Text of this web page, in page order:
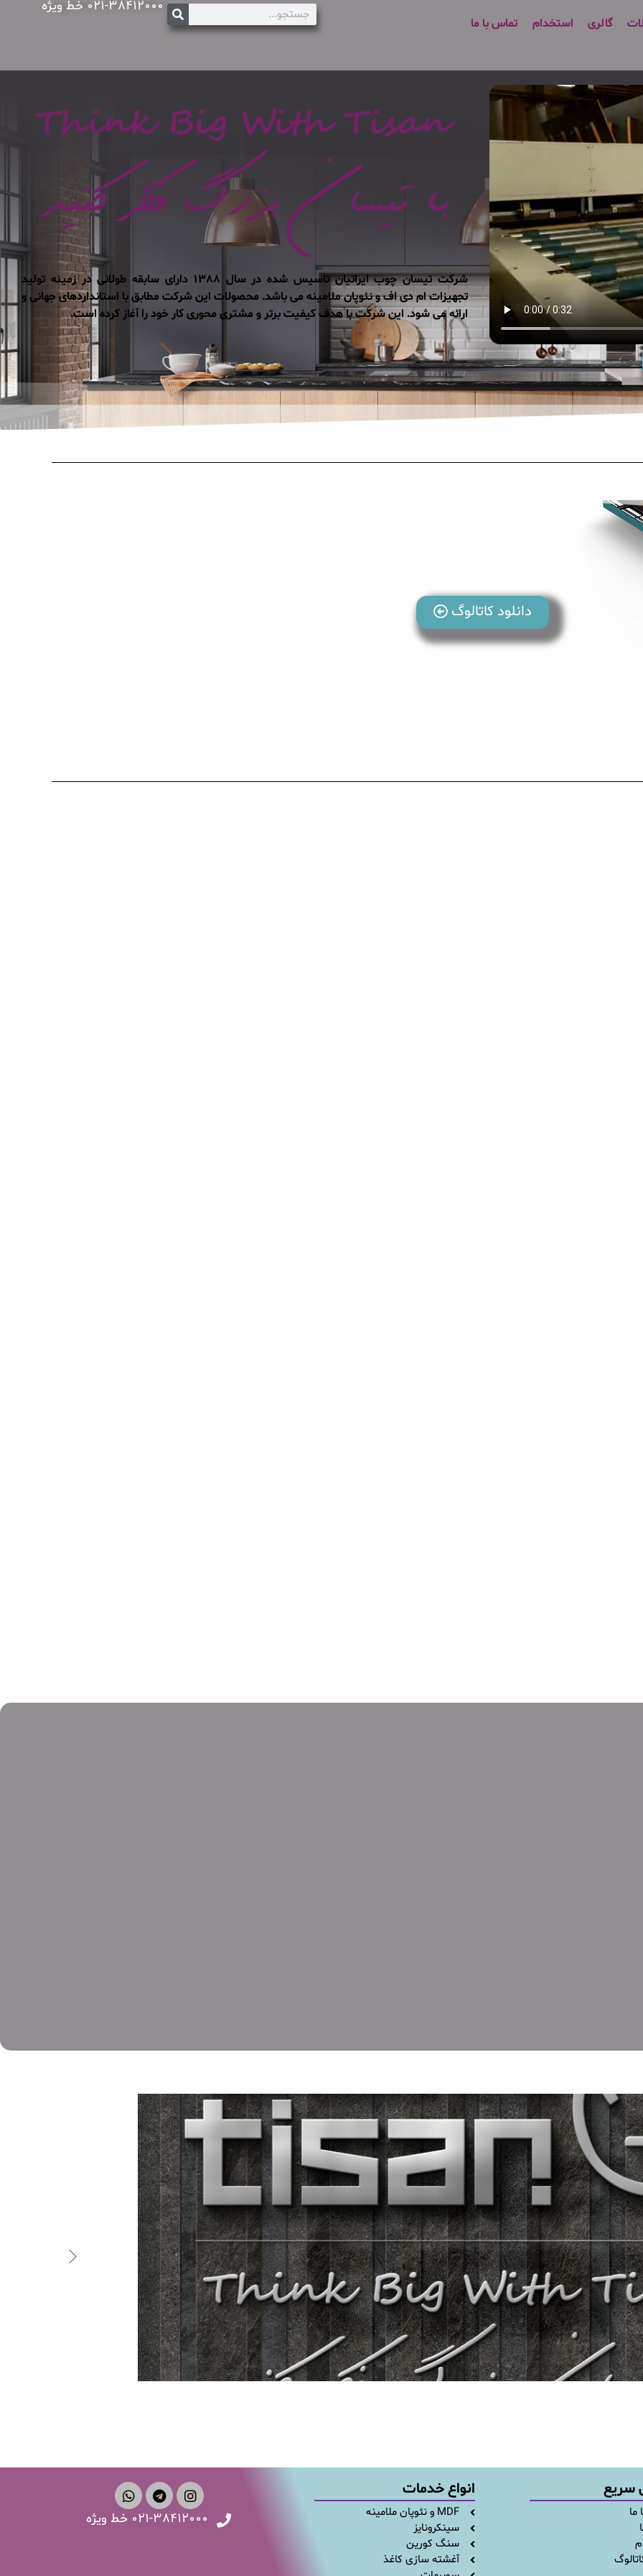
گالری استخدام تماس با ما
۰۲۱-۳۸۴۱۲۰۰۰ خط ویژه
شرکت تیسان چوب ایرانیان تاسیس شده در سال ۱۳۸۸ دارای سابقه طولانی در زمینه تولید
تجهیزات ام دی اف و نئوپان ملامینه می باشد. محصولات این شرکت مطابق با استانداردهای جهانی و
ارائه می شود. این شرکت با هدف کیفیت برتر و مشتری محوری کار خود را آغاز کرده است.
دانلود کاتالوگ
سریع
ما
انواع خدمات
MDF و نئوپان ملامینه
سینکرونایز
سنگ کورین
آغشته سازی کاغذ
۰۲۱-۳۸۴۱۲۰۰۰ خط ویژه